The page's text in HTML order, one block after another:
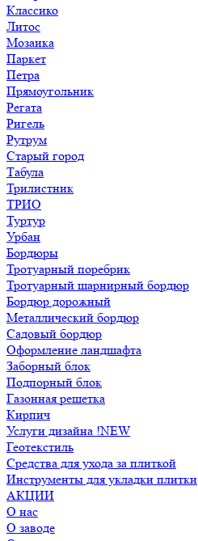
Классико
Литос
Мозаика
Паркет
Петра
Прямоугольник
Регата
Ригель
Рутрум
Старый город
Табула
Трилистник
ТРИО
Туртур
Урбан
Бордюры
Тротуарный поребрик
Тротуарный шарнирный бордюр
Бордюр дорожный
Металлический бордюр
Садовый бордюр
Оформление ландшафта
Заборный блок
Подпорный блок
Газонная решетка
Кирпич
Услуги дизайна !NEW
Геотекстиль
Средства для ухода за плиткой
Инструменты для укладки плитки
АКЦИИ
О нас
О заводе